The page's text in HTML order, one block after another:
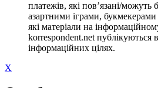
платежів, які пов’язані/можуть
азартними іграми, букмекерами
які матеріали на
korrespondent.net публікуються
інформаційних цілях.
X